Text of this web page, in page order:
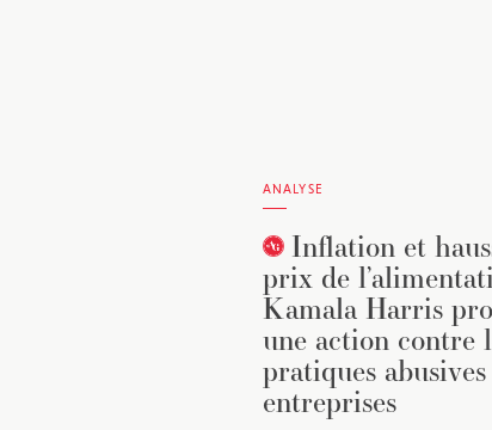
ANALYSE
Inflation et
prix de
Kamala Harris
une action contre
pratiques abusives
entreprises